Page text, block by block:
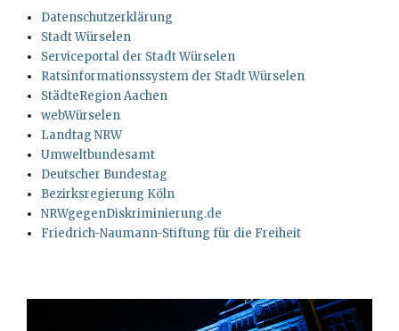
Datenschutzerklärung
Stadt Würselen
Serviceportal der Stadt Würselen
Ratsinformationssystem der Stadt Würselen
StädteRegion Aachen
webWürselen
Landtag NRW
Umweltbundesamt
Deutscher Bundestag
Bezirksregierung Köln
NRWgegenDiskriminierung.de
Friedrich-Naumann-Stiftung für die Freiheit